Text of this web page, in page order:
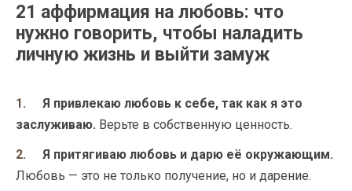
21 аффирмация на любовь: что
нужно говорить, чтобы наладить
личную жизнь и выйти замуж
Я привлекаю любовь к себе, так как я это
заслуживаю. Верьте в собственную ценность.
Я притягиваю любовь и дарю её окружающим.
Любовь — это не только получение, но и дарение.